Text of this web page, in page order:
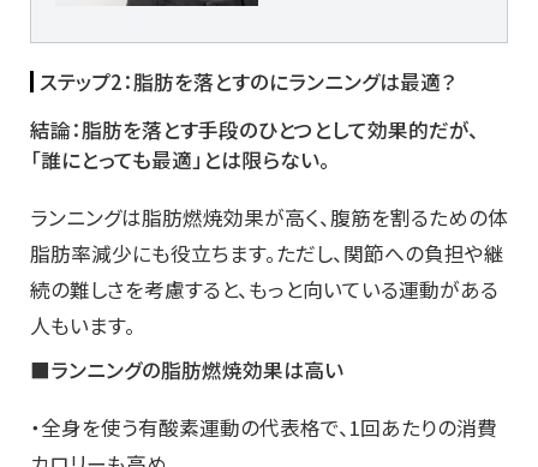
ステップ2：脂肪を落とすのにランニングは最適？
結論：脂肪を落とす手段のひとつとして効果的だが、
「誰にとっても最適」とは限らない。
ランニングは脂肪燃焼効果が高く、腹筋を割るための体
脂肪率減少にも役立ちます。ただし、関節への負担や継
続の難しさを考慮すると、もっと向いている運動がある
人もいます。
■ランニングの脂肪燃焼効果は高い
・全身を使う有酸素運動の代表格で、1回あたりの消費